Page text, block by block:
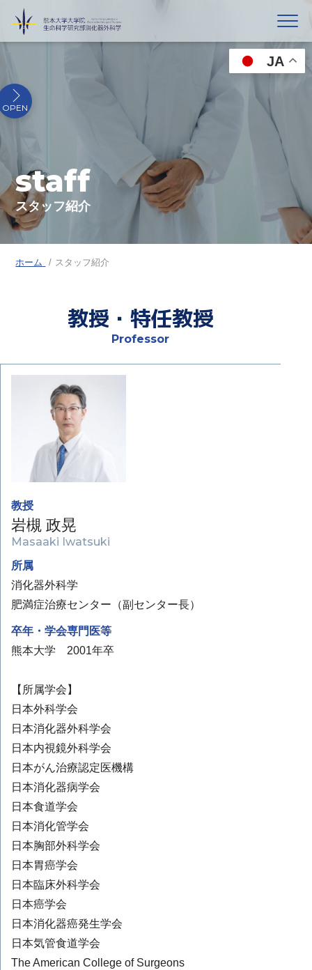
JA
staff
スタッフ紹介
ホーム スタッフ紹介
教授・特任教授
Professor
教授
岩槻 政晃
Masaaki Iwatsuki
所属
消化器外科学
肥満症治療センター（副センター長）
卒年・学会専門医等
熊本大学 2001年卒
【所属学会】
日本外科学会
日本消化器外科学会
日本内視鏡外科学会
日本がん治療認定医機構
日本消化器病学会
日本食道学会
日本消化管学会
日本胸部外科学会
日本胃癌学会
日本臨床外科学会
日本癌学会
日本消化器癌発生学会
日本気管食道学会
The American College of Surgeons